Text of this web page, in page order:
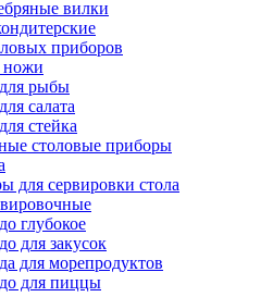
вилки
приборов
ножи
рыбы
салата
стейка
столовые приборы
для сервировки стола
глубокое
для закусок
для морепродуктов
для пиццы